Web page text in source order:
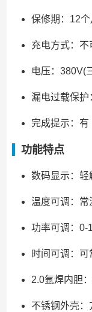
保修期：12个
充电方式：不
电压：380V(
漏电过载保护
完成提示：有
功能特点
数码显示：轻
温度可调：常
功率可调：0-
时间可调：
2.0氩焊内胆
不锈钢外壳